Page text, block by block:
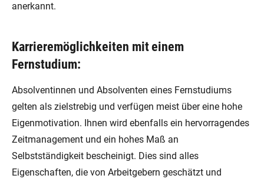
anerkannt.
Karrieremöglichkeiten mit einem
Fernstudium:
Absolventinnen und Absolventen eines Fernstudiums
gelten als zielstrebig und verfügen meist über eine hohe
Eigenmotivation. Ihnen wird ebenfalls ein hervorragendes
Zeitmanagement und ein hohes Maß an
Selbstständigkeit bescheinigt. Dies sind alles
Eigenschaften, die von Arbeitgebern geschätzt und